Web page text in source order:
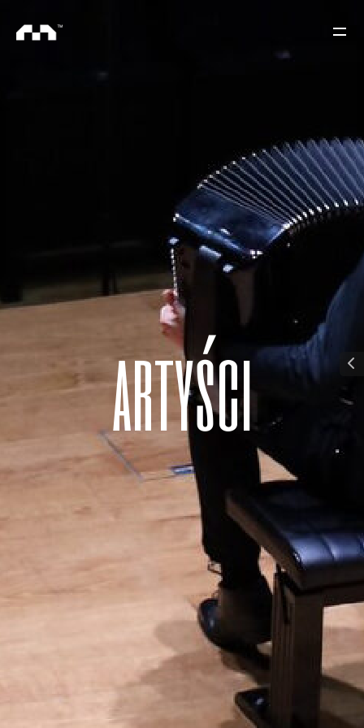
artyści